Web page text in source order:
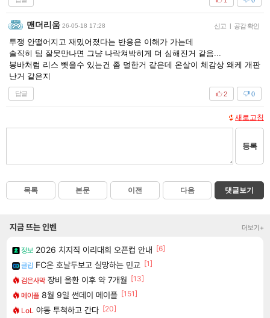
맨더리움 26-05-18 17:28 신고 공감 확인
투쟁 안떨어지고 재밌어졌다는 반응은 이해가 가는데
솔직히 팀 잘못만나면 그냥 나락쳐박히게 더 심해진거 같음...
봉바처럼 리스 뺏을수 있는건 좀 덜한거 같은데 온살이 체감상 왜케 개판
난거 같은지
답글 0
2
새로고침
등록
목록 본문 이전 다음 댓글보기
지금 뜨는 인벤 더보기+
정보 2026 치지직 이리대회 오픈컵 안내
[6]
클립 FC온 호날두보고 실망하는 민교 [1]
검은사막 장비 올환 이후 약 7개월 [13]
메이플 8월 9일 썬데이 메이플 [151]
LoL 야동 투척하고 간다 [20]